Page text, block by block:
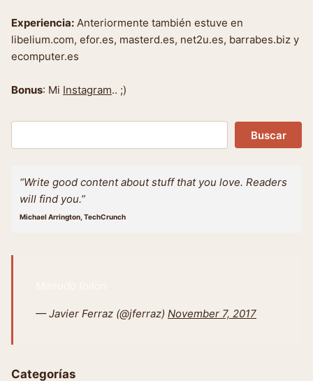
Experiencia: Anteriormente también estuve en
libelium.com, efor.es, masterd.es, net2u.es, barrabes.biz y
ecomputer.es
Bonus: Mi Instagram.. ;)
Buscar
“Write good content about stuff that you love. Readers
will find you.”
Michael Arrington, TechCrunch
— Javier Ferraz (@jferraz) November 7, 2017
Categorías